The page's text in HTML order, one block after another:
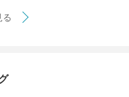
る